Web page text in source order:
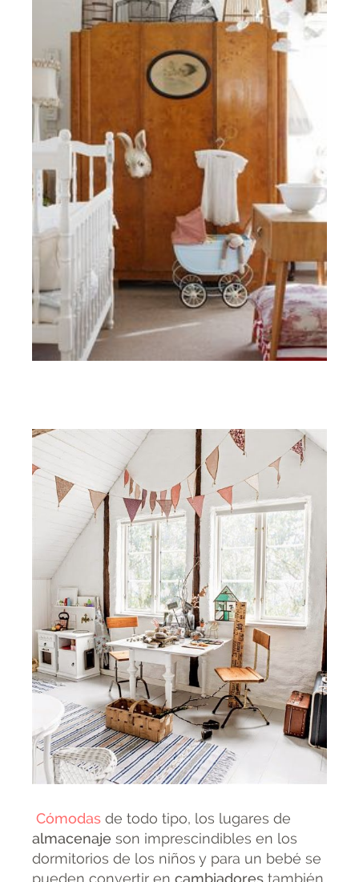
Cómodas de todo tipo, los lugares de
almacenaje son imprescindibles en los
dormitorios de los niños y para un bebé se
pueden convertir en cambiadores también.